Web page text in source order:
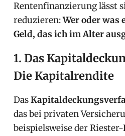
Rentenfinanzierung lässt
reduzieren:Wer oder was
Geld, das ich im Alter
1. Das
Die Kapitalrendite
Das
das bei privaten
beispielsweise der